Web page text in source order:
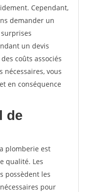
Cependant,
demander un
un devis
coûts associés
vous
en conséquence
de
plomberie est
qualité. Les
possèdent les
pour